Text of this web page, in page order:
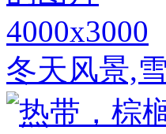
4000x3000
冬天风景,